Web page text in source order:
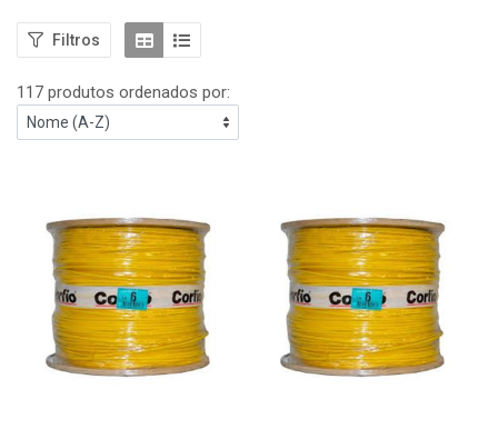
Filtros
117 produtos ordenados por: